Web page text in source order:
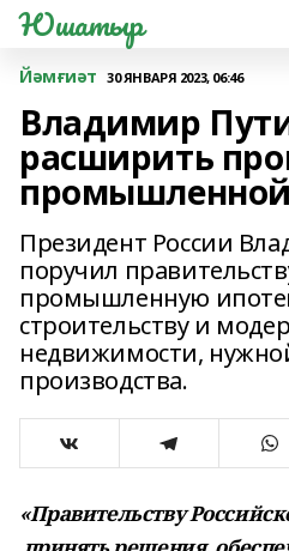
Юшатыр
Йәмғиәт 30 ЯНВАРЯ 2023, 06:46
Владимир
расширить
Президент России
поручил
промышленную
строительству и
недвижимости,
производства.
«Правительству